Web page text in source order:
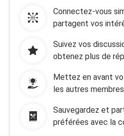
Connectez-vous
partagent vos
Suivez vos
obtenez plus de
Mettez en avant
les autres membres
Sauvegardez et
préférées avec la